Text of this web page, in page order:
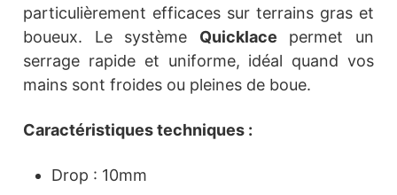
particulièrement efficaces sur terrains gras et
boueux. Le système Quicklace permet un
serrage rapide et uniforme, idéal quand vos
mains sont froides ou pleines de boue.
Caractéristiques techniques :
Drop : 10mm